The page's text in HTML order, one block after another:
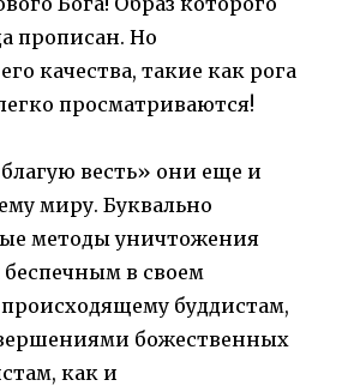
прописан. Но
качества, такие как рога
просматриваются!
весть» они еще и
миру. Буквально
методы уничтожения
в своем
буддистам,
божественных
как и